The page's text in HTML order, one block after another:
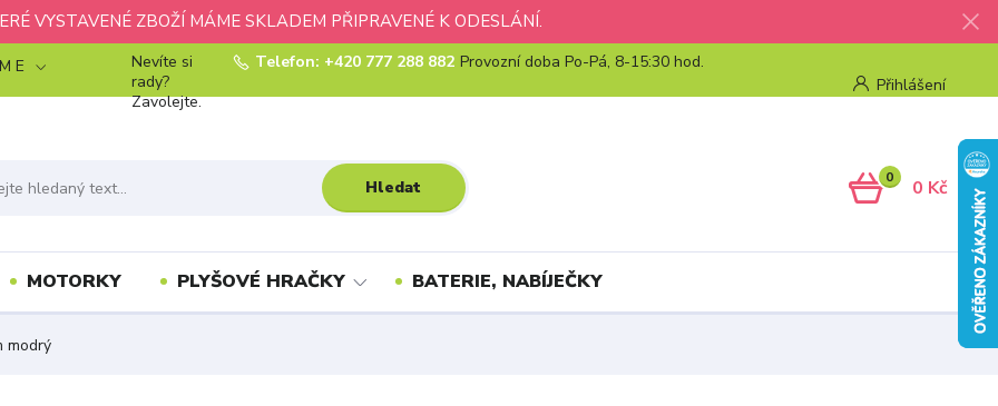
VYSTAVENÉ ZBOŽÍ MÁME SKLADEM PŘIPRAVENÉ K ODESLÁNÍ.
E
Přihlášení
Hledat
Nevíte si
rady?
Zavolejte.
Telefon: +420 777 288 882 Provozní doba Po-Pá, 8-15:30 hod.
0 0 Kč
MOTORKY PLYŠOVÉ HRAČKY BATERIE, NABÍJEČKY
modrý